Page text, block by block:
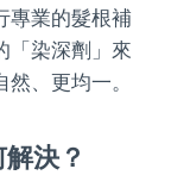
專業的髮根補
「染深劑」來
、更均一。
決？